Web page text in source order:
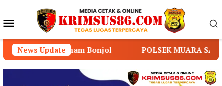
konten Menu
Mobile
News Update
Imam Bonjol POLSEK MUARA SABAK TIMUR